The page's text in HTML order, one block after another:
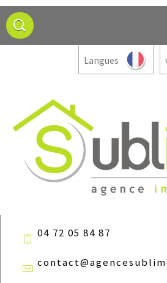
Langues
04 72 05 84 87